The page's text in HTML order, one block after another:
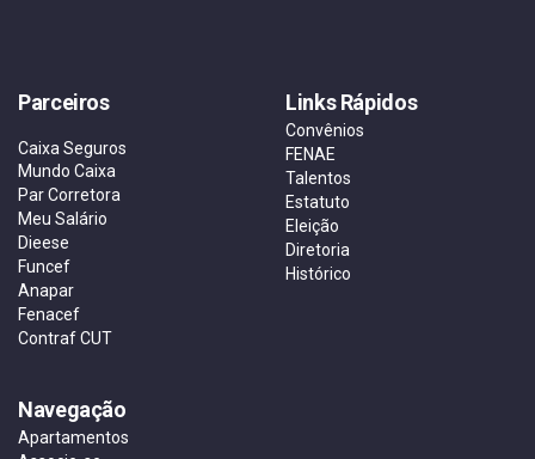
Parceiros
Caixa Seguros
Mundo Caixa
Par Corretora
Meu Salário
Dieese
Funcef
Anapar
Fenacef
Contraf CUT
Links Rápidos
Convênios
FENAE
Talentos
Estatuto
Eleição
Diretoria
Histórico
Navegação
Apartamentos